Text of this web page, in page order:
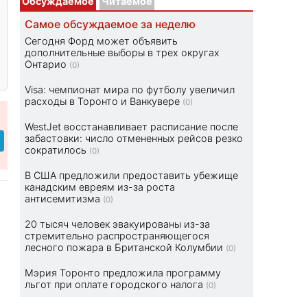
Самое обсуждаемое за неделю
Сегодня Форд может объявить
дополнительные выборы в трех округах
Онтарио (0)
Visa: чемпионат мира по футболу увеличил
расходы в Торонто и Ванкувере (0)
WestJet восстанавливает расписание после
забастовки: число отмененных рейсов резко
сократилось (0)
В США предложили предоставить убежище
канадским евреям из-за роста
антисемитизма (0)
20 тысяч человек эвакуированы из-за
стремительно распространяющегося
лесного пожара в Британской Колумбии (0)
Мэрия Торонто предложила программу
льгот при оплате городского налога (0)